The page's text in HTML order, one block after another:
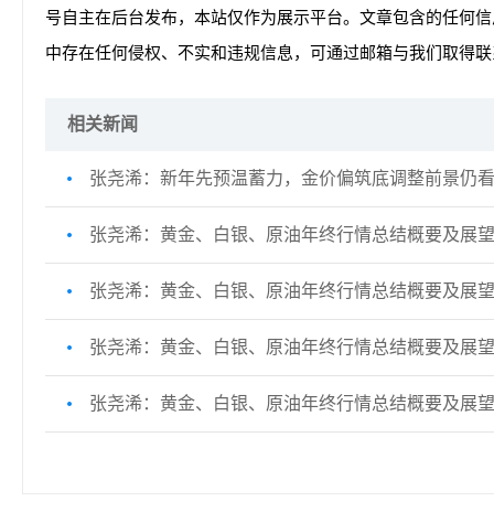
号自主在后台发布，本站仅作为展示平台。文章包含的任何
中存在任何侵权、不实和违规信息，可通过邮箱与我们取得
相关新闻
张尧浠：新年先预温蓄力，金价偏筑底调整前景仍
张尧浠：黄金、白银、原油年终行情总结概要及展望
张尧浠：黄金、白银、原油年终行情总结概要及展望
张尧浠：黄金、白银、原油年终行情总结概要及展望
张尧浠：黄金、白银、原油年终行情总结概要及展望